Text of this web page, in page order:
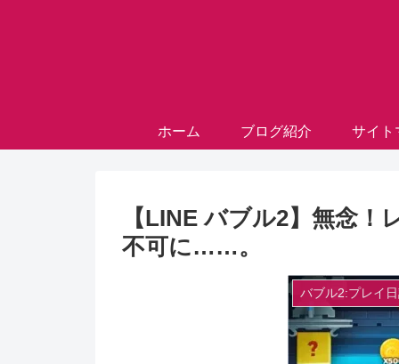
ホーム ブログ紹介 サイト
【LINE バブル2】無念
不可に……。
バブル2:プレイ